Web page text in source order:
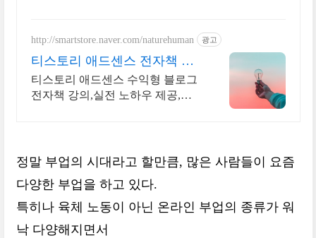
http://smartstore.naver.com/naturehuman 광고
티스토리 애드센스 전자책 월
100만원 고정 수익발생!
티스토리 애드센스 수익형 블로그
전자책 강의,실전 노하우 제공,동
정말 부업의 시대라고 할만큼, 많은 사람들이 요즘
다양한 부업을 하고 있다.
특히나 육체 노동이 아닌 온라인 부업의 종류가 워
낙 다양해지면서